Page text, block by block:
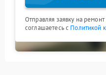
Отправляя заявку на
соглашаетесь с Политикой